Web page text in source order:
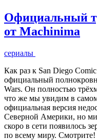
Официальный
от Machinima
сериалы
Как раз к San Diego
официальный
Wars. Он полностью
что же мы увидим в
официальная версия
Северной Америки, но
скоро в сети появилось
по всему миру. Смотрите!